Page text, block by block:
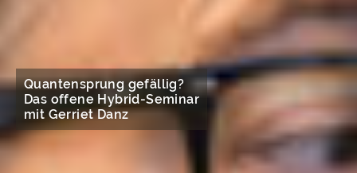
Quantensprung gefällig?
Das offene Hybrid-Seminar
mit Gerriet Danz